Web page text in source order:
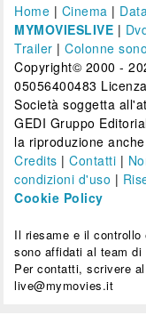
Home | Cinema |
MYMOVIESLIVE |
Trailer |Colonne
Copyright© 2000 -
05056400483
Società soggetta
GEDI Gruppo
la riproduzione
Credits |Contatti |
condizioni d'uso |
Cookie Policy
Il riesame e il
sono affidati al team
Per contatti, scrivere
live@mymovies.it